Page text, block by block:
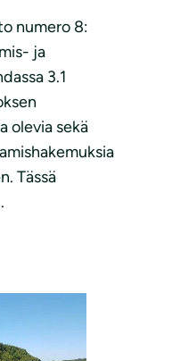
numero 8:
ja
3.1
olevia sekä
Tässä